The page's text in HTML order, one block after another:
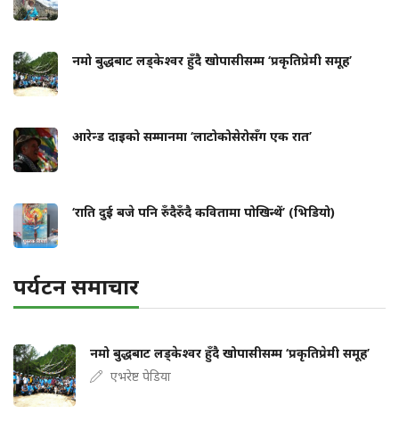
नमो बुद्धबाट लड्केश्वर हुँदै खोपासीसम्म ‘प्रकृतिप्रेमी समूह’
आरेन्ड दाइको सम्मानमा ‘लाटोकोसेरोसँग एक रात’
‘राति दुई बजे पनि रुँदैरुँदै कवितामा पोखिन्थें’ (भिडियो)
पर्यटन समाचार
नमो बुद्धबाट लड्केश्वर हुँदै खोपासीसम्म ‘प्रकृतिप्रेमी समूह’
एभरेष्ट पेडिया